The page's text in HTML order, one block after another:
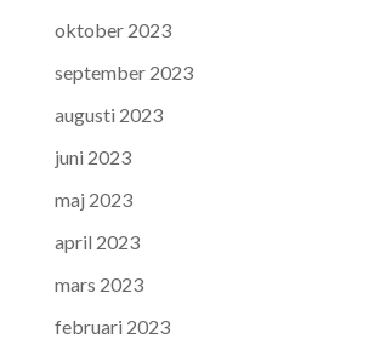
oktober 2023
september 2023
augusti 2023
juni 2023
maj 2023
april 2023
mars 2023
februari 2023